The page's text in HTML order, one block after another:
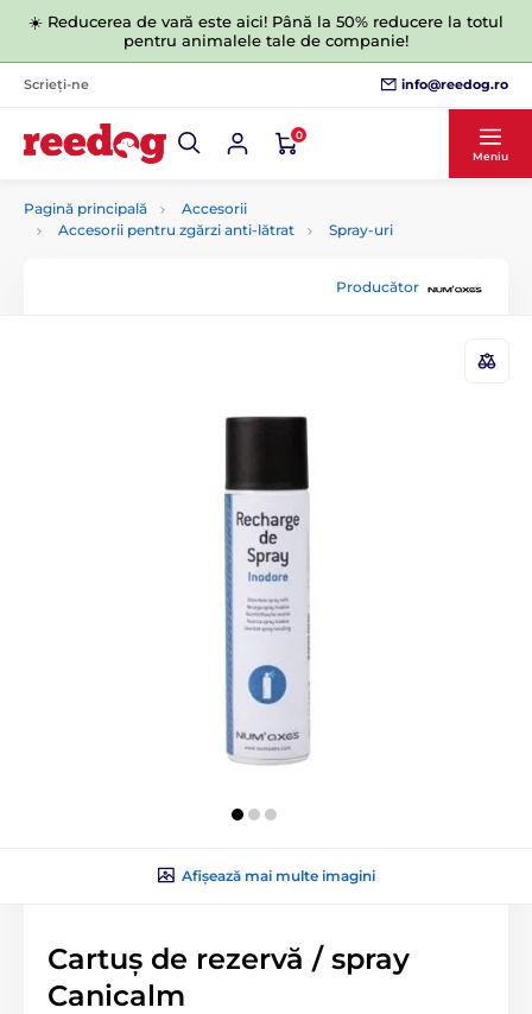
☀️ Reducerea de vară este aici! Până la 50% reducere la totul
pentru animalele tale de companie!
Scrieți-ne info@reedog.ro
0
Meniu
Pagină principală
Accesorii
Accesorii pentru zgărzi anti-lătrat
Spray-uri
Producător
Afișează mai multe imagini
Cartuș de rezervă / spray
Canicalm